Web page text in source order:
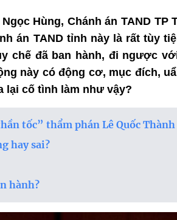
Hùng, Chánh án TAND TP
án TAND tỉnh này là rất tùy
chế đã ban hành, đi ngược
này có động cơ, mục đích,
lại cố tình làm như vậy?
tốc” thẩm phán Lê Quốc Thành
hay sai?
hành?